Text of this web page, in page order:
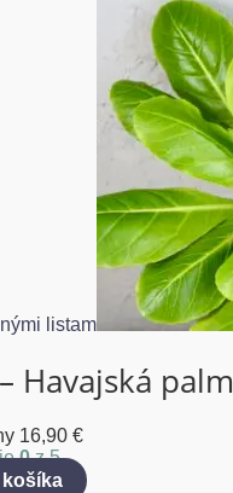
Havajská
16,90 €
0z 5